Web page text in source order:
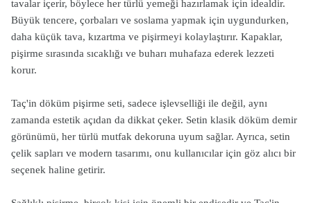
tavalar içerir, böylece her türlü yemeği hazırlamak için idealdir.
Büyük tencere, çorbaları ve soslama yapmak için uygundurken,
daha küçük tava, kızartma ve pişirmeyi kolaylaştırır. Kapaklar,
pişirme sırasında sıcaklığı ve buharı muhafaza ederek lezzeti
korur.
Taç'in döküm pişirme seti, sadece işlevselliği ile değil, aynı
zamanda estetik açıdan da dikkat çeker. Setin klasik döküm demir
görünümü, her türlü mutfak dekoruna uyum sağlar. Ayrıca, setin
çelik sapları ve modern tasarımı, onu kullanıcılar için göz alıcı bir
seçenek haline getirir.